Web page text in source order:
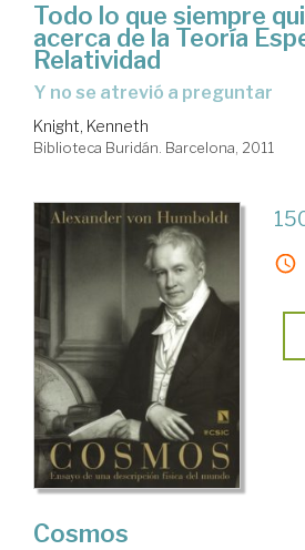
Todo lo que siempre
acerca de la Teoría
Relatividad
y no se atrevió a preguntar
Knight, Kenneth
Biblioteca Buridán. Barcelona, 2011
Cosmos